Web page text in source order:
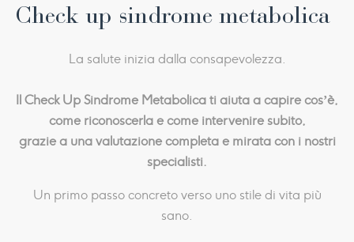
Check up sindrome metabolica
La salute inizia dalla consapevolezza.
Il Check Up Sindrome Metabolica ti aiuta a capire cos’è,
come riconoscerla e come intervenire subito,
grazie a una valutazione completa e mirata con i nostri
specialisti.
Un primo passo concreto verso uno stile di vita più
sano.